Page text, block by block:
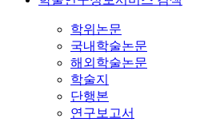
학위논문
국내학술논문
해외학술논문
학술지
단행본
연구보고서